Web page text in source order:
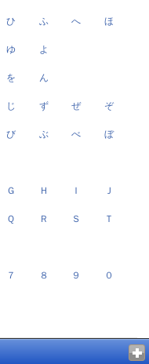
ひ ふ へ ほ
ゆ よ
を ん
じ ず ぜ ぞ
び ぶ べ ぼ
Ｇ Ｈ Ｉ Ｊ
Ｑ Ｒ Ｓ Ｔ
７ ８ ９ ０